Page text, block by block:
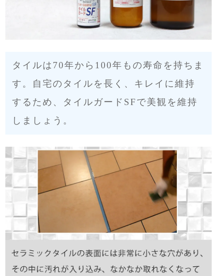
タイルは70年から100年もの寿命を持ちま
す。自宅のタイルを長く、キレイに維持
するため、タイルガードSFで美観を維持
しましょう。